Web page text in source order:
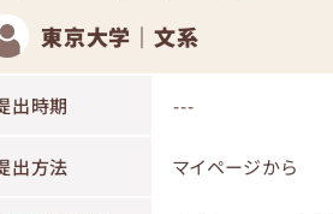
東京大学｜文系
出時期 ---
出方法 マイページから